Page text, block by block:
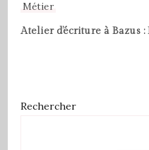
Métier
Atelier d’écriture à Bazus
Rechercher